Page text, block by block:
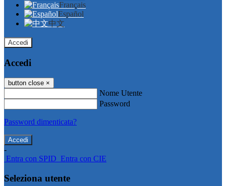
Français
Español
中文
Accedi
Accedi
button close ×
Nome Utente
Password
Password dimenticata?
-
Entra con SPID Entra con CIE
Seleziona utente